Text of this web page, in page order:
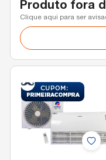
Produto fora
Clique aqui para ser